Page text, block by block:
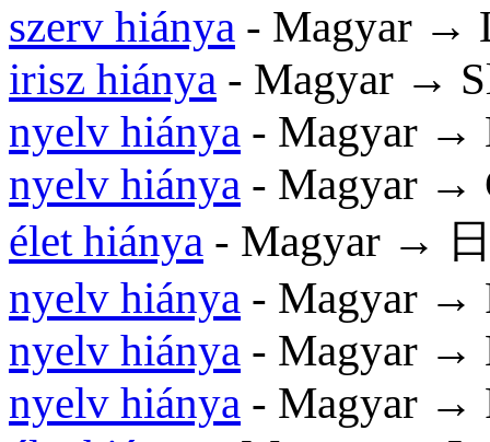
szerv hiánya - Magyar →
irisz hiánya - Magyar →
nyelv hiánya - Magyar →
nyelv hiánya - Magyar →
élet hiánya - Magyar →
nyelv hiánya - Magyar →
nyelv hiánya - Magyar →
nyelv hiánya - Magyar →